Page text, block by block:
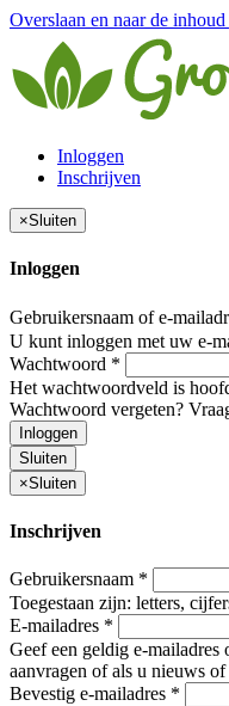
Overslaan en naar de inhoud
Inloggen
Inschrijven
×Sluiten
Inloggen
Gebruikersnaam of e-
U kunt inloggen met uw e-
Wachtwoord *
Het wachtwoordveld is
Wachtwoord vergeten?
Inloggen
Sluiten
×Sluiten
Inschrijven
Gebruikersnaam *
Toegestaan zijn: letters,
E-mailadres *
Geef een geldig e-
aanvragen of als u nieuws
Bevestig e-mailadres *